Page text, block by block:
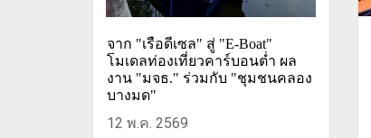
จาก "เรือดีเซล" สู่ "E-Boat"
โมเดลท่องเที่ยวคาร์บอนต่ำ ผล
งาน "มจธ." ร่วมกับ "ชุมชนคลอง
บางมด"
12 พ.ค. 2569